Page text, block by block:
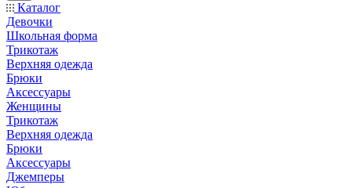
Каталог
Девочки
Школьная форма
Трикотаж
Верхняя одежда
Брюки
Аксессуары
Женщины
Трикотаж
Верхняя одежда
Брюки
Аксессуары
Джемперы